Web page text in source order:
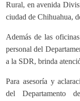
Rural, en avenida
ciudad de Chihuahua,
Además de las
personal del
a la SDR, brinda
Para asesoría y
del Departamento